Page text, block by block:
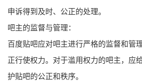
申诉得到及时、公正的处理。
吧主的监督与管理：
百度贴吧应对吧主进行严格的监督和管
正行使权力。对于滥用权力的吧主，应
护贴吧的公正和秩序。